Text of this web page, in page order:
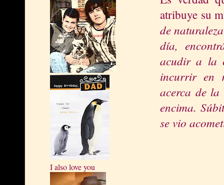
I also love you
atribuye su
de
día,
acudir a la
incurrir en
acerca de la
encima.
se vio